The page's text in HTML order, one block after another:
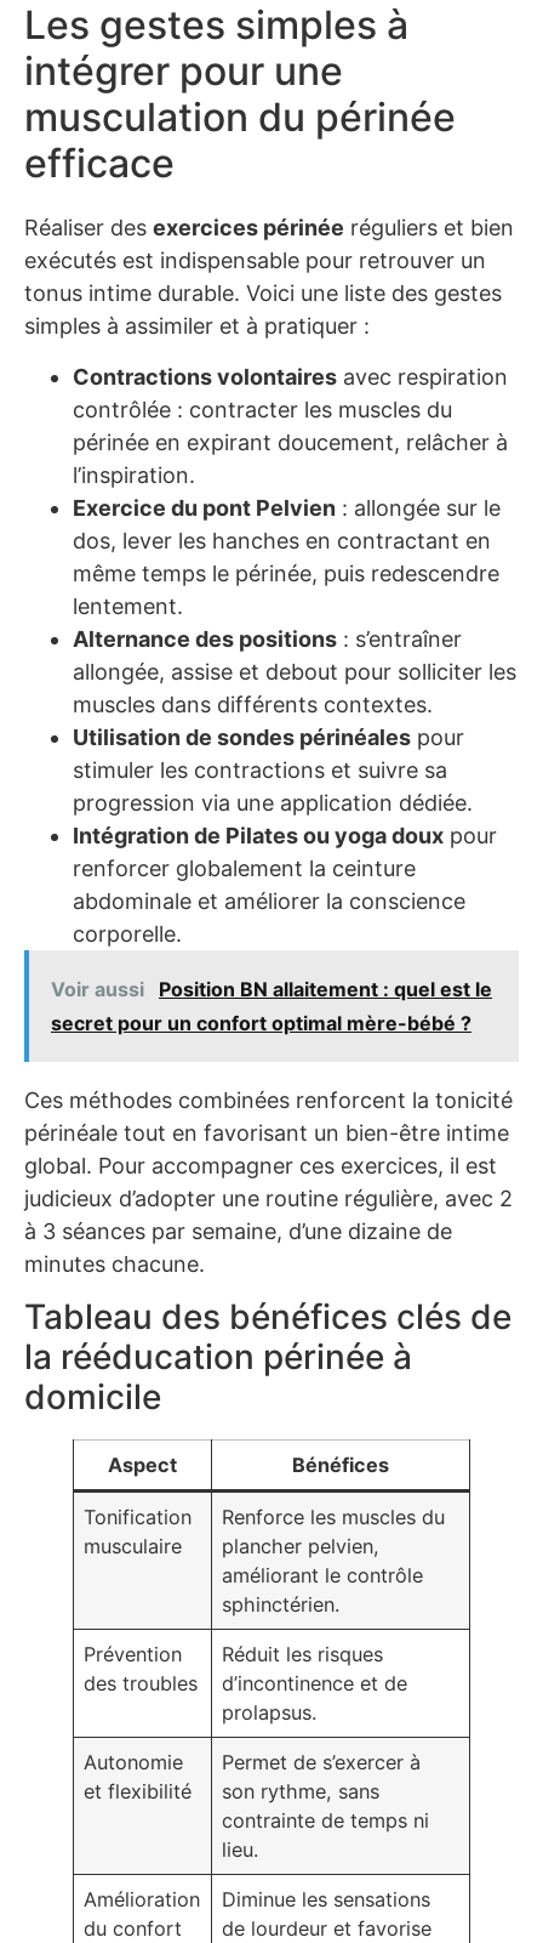
Les gestes simples à
intégrer pour une
musculation du périnée
efficace
Réaliser des exercices périnée réguliers et bien
exécutés est indispensable pour retrouver un
tonus intime durable. Voici une liste des gestes
simples à assimiler et à pratiquer :
Contractions volontaires avec respiration
contrôlée : contracter les muscles du
périnée en expirant doucement, relâcher à
l’inspiration.
Exercice du pont Pelvien : allongée sur le
dos, lever les hanches en contractant en
même temps le périnée, puis redescendre
lentement.
Alternance des positions : s’entraîner
allongée, assise et debout pour solliciter les
muscles dans différents contextes.
Utilisation de sondes périnéales pour
stimuler les contractions et suivre sa
progression via une application dédiée.
Intégration de Pilates ou yoga doux pour
renforcer globalement la ceinture
abdominale et améliorer la conscience
corporelle.
Voir aussi
Position BN allaitement : quel est le
secret pour un confort optimal mère-bébé ?
Ces méthodes combinées renforcent la tonicité
périnéale tout en favorisant un bien-être intime
global. Pour accompagner ces exercices, il est
judicieux d’adopter une routine régulière, avec 2
à 3 séances par semaine, d’une dizaine de
minutes chacune.
Tableau des bénéfices clés de
la rééducation périnée à
domicile
Aspect Bénéfices
Tonification
musculaire
Renforce les muscles du
plancher pelvien,
améliorant le contrôle
sphinctérien.
Prévention
des troubles
Réduit les risques
d’incontinence et de
prolapsus.
Autonomie
et flexibilité
Permet de s’exercer à
son rythme, sans
contrainte de temps ni
lieu.
Amélioration
du confort
Diminue les sensations
de lourdeur et favorise